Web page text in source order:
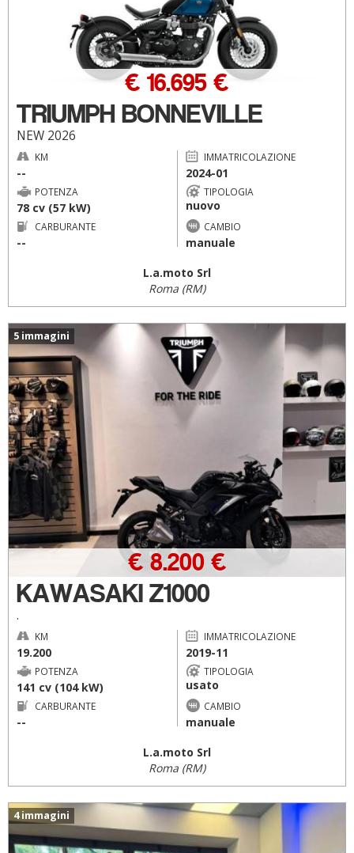
TRIUMPH BONNEVILLE
NEW 2026
€ 16.695 €
KM
--
IMMATRICOLAZIONE
2024-01
POTENZA
78 cv (57 kW)
TIPOLOGIA
nuovo
CARBURANTE
--
CAMBIO
manuale
L.a.moto Srl
Roma (RM)
5 immagini
KAWASAKI Z1000
.
€ 8.200 €
KM
19.200
IMMATRICOLAZIONE
2019-11
POTENZA
141 cv (104 kW)
TIPOLOGIA
usato
CARBURANTE
--
CAMBIO
manuale
L.a.moto Srl
Roma (RM)
4 immagini